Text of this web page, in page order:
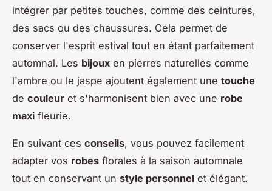
intégrer par petites touches, comme des ceintures,
des sacs ou des chaussures. Cela permet de
conserver l'esprit estival tout en étant parfaitement
automnal. Les bijoux en pierres naturelles comme
l'ambre ou le jaspe ajoutent également une touche
de couleur et s'harmonisent bien avec une robe
maxi fleurie.
En suivant ces conseils, vous pouvez facilement
adapter vos robes florales à la saison automnale
tout en conservant un style personnel et élégant.